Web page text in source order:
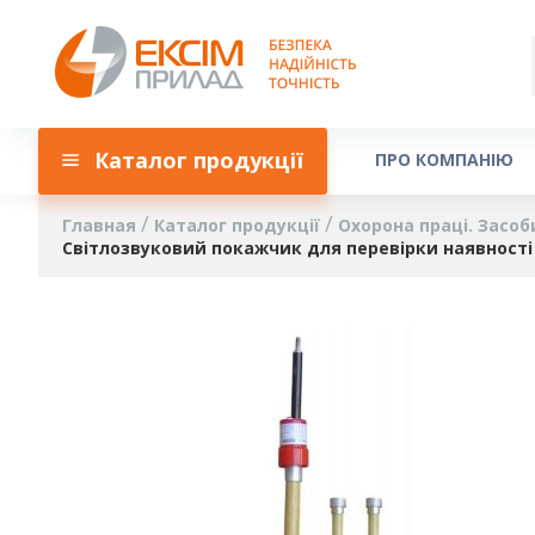
Каталог продукції ПРО КОМПАНІЮ
Главная Каталог продукції Охорона праці.
Світлозвуковий покажчик для перевірки